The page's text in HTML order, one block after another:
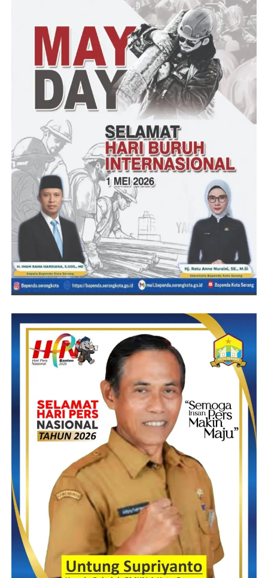
sama dengan perangkat lainnya untuk memajukan desa sehingga
tidak ketinggalan dengan desa lain,” harapnya.
Bunda Irnawati Djafar Nusi, S.Pd menambahkan, kepada
perangkat desa yang baru untuk segera menyesuaikan diri,
beradaptasi, dan mengubah sikap menjadi tokoh. Menjadi
Alhamdulillah, Dengan tambahnya perangkat desa yang baru
yang masih muda, energik. “Semoga bisa menjadikan urusan
administrasi pemerintahan, terutama program percepatan menuju
pembangunan Desa Ilomangga mulai tahun ini dan seterusnya,”
Dengan demikian, pelantikan aparatur desa turut dihadiri oleh
Camat Tabongo, Jamaludin S. Bobihu, S.Pd, Kades Ilomangga,
Bunda Irnawati Djafar Nusi, S.Pd, Kapolsek Batudaa
diwakilkan kepada Bhabinkamtibmas, KUA, Ketua PKK Desa,
bersama BPD, Robin Arsad dan LPM, Anton Abdul, tokoh
masyarakat, tokoh agama dan masyarakat undangan lainnya.
( IDA )
Post Views: 17